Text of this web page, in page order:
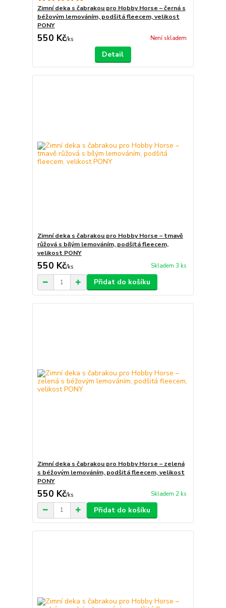
Zimní deka s čabrakou pro Hobby Horse – černá s
béžovým lemováním, podšitá fleecem, velikost
PONY
550 Kč/ks Není skladem
Detail
Zimní deka s čabrakou pro Hobby Horse – tmavě
růžová s bílým lemováním, podšitá fleecem,
velikost PONY
550 Kč/ks Skladem 3 ks
Přidat do košíku
Zimní deka s čabrakou pro Hobby Horse – zelená
s béžovým lemováním, podšitá fleecem, velikost
PONY
550 Kč/ks Skladem 2 ks
Přidat do košíku